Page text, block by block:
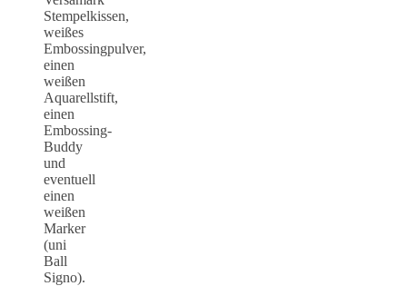
Stempelkissen,
weißes
Embossingpulver,
einen
weißen
Aquarellstift,
einen
Embossing-
Buddy
und
eventuell
einen
weißen
Marker
(uni
Ball
Signo).